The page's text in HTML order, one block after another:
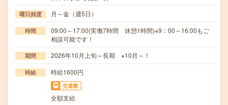
曜日頻度 月～金（週5日）
時間
09:00～17:00(実働7時間 休憩1時間)※9：00～16:00もご
相談可能です！
期間 2026年10月上旬～長期 ※10月～！
時給 時給1600円
交通費
全額支給